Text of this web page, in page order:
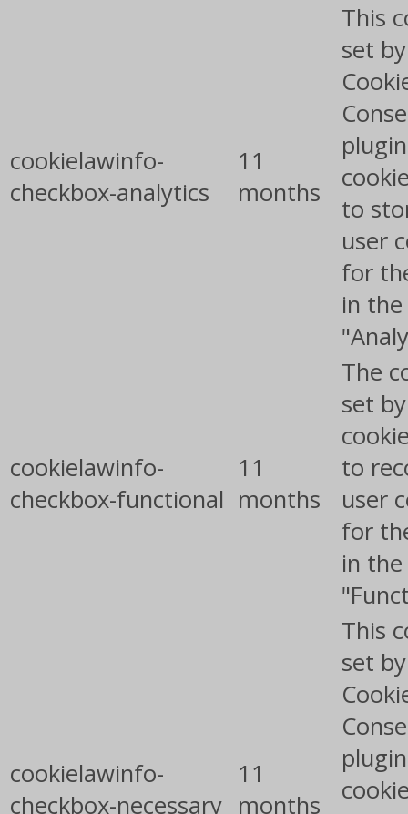
cookielawinfo-
checkbox-analytics
11
months
This
set
to
user
for
in
cookielawinfo-
checkbox-functional
11
months
The
set
to
user
for
in
cookielawinfo-
checkbox-necessary
11
months
This
set